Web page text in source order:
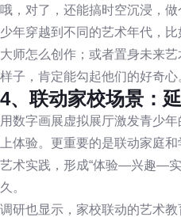
哦，对了，还能搞时空沉浸，
少年穿越到不同的艺术年代，
大师怎么创作；或者置身未来
样子，肯定能勾起他们的好奇心
4、联动家校场景：
用数字画展虚拟展厅激发青少
上体验。更重要的是联动家庭
艺术实践，形成“体验—兴趣—
久。
调研也显示，家校联动的艺术